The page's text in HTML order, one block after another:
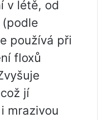
v létě, od
používá při
floxů
jí
mrazivou